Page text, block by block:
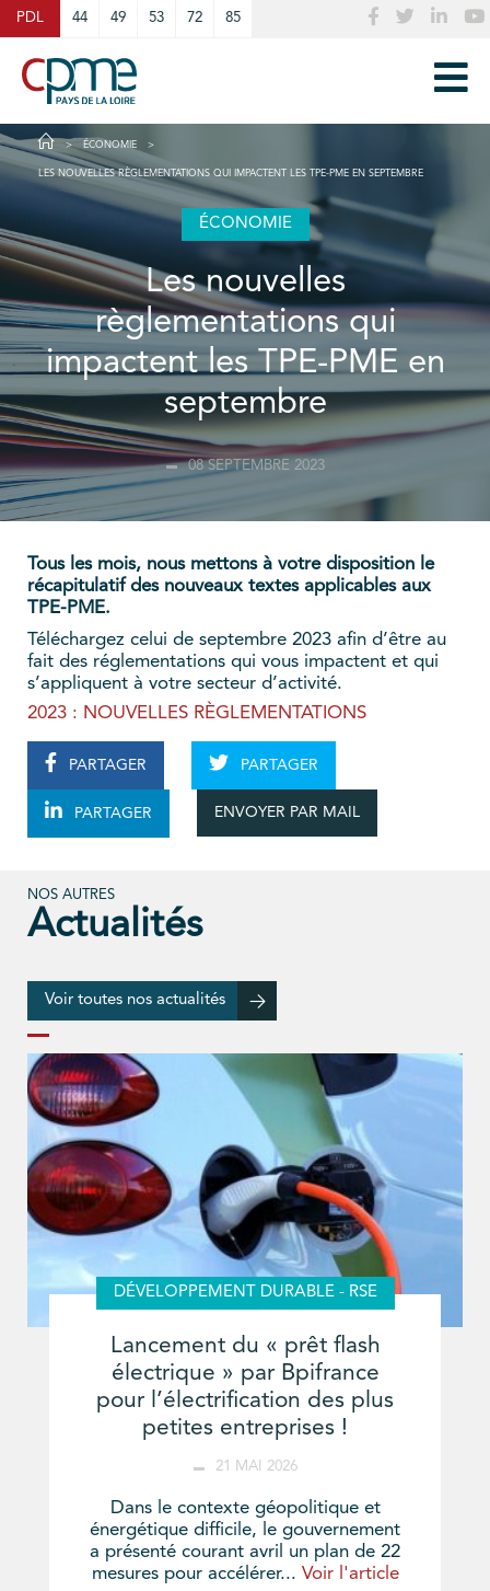
PDL 44 49 53 72 85
ÉCONOMIE
LES NOUVELLES RÈGLEMENTATIONS QUI IMPACTENT LES TPE-PME EN SEPTEMBRE
ÉCONOMIE
Les nouvelles
règlementations qui
impactent les TPE-PME en
septembre
08 SEPTEMBRE 2023
Tous les mois, nous mettons à votre disposition le
récapitulatif des nouveaux textes applicables aux
TPE-PME.
Téléchargez celui de septembre 2023 afin d’être au
fait des réglementations qui vous impactent et qui
s’appliquent à votre secteur d’activité.
2023 : NOUVELLES RÈGLEMENTATIONS
PARTAGER PARTAGER
PARTAGER ENVOYER PAR MAIL
NOS AUTRES
Actualités
Voir toutes nos actualités
DÉVELOPPEMENT DURABLE - RSE
Lancement du « prêt flash
électrique » par Bpifrance
pour l’électrification des plus
petites entreprises !
21 MAI 2026
Dans le contexte géopolitique et
énergétique difficile, le gouvernement
a présenté courant avril un plan de 22
mesures pour accélérer... Voir l'article
Cookies management panel